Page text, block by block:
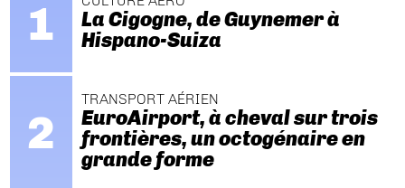
La Cigogne, de Guynemer à
Hispano-Suiza
TRANSPORT AÉRIEN
EuroAirport, à cheval sur trois
frontières, un octogénaire en
grande forme